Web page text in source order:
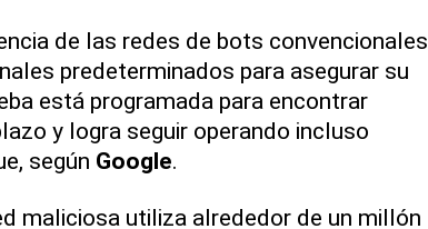
de las redes de bots convencionales
predeterminados para asegurar su
está programada para encontrar
y logra seguir operando incluso
según Google.
maliciosa utiliza alrededor de un millón